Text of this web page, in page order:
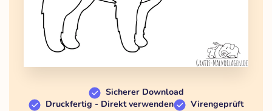
Sicherer Download
Druckfertig - Direkt verwenden
Virengeprüft